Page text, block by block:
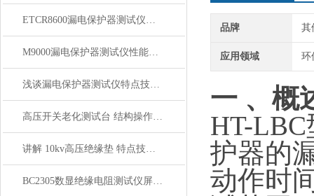
ETCR8600漏电保护器测试仪技术参数现场应用
M9000漏电保护器测试仪性能技术参数
浅谈漏电保护器测试仪特点技术参数
高压开关老化测试台 结构操作界面说明
讲解 10kv高压绝缘垫 特点技术参数 上海康登电气
BC2305数显绝缘电阻测试仪屏蔽端（GUARD）的使用方法
品牌 其
应用领域 环
一 、概
HT-
护器的
动作时